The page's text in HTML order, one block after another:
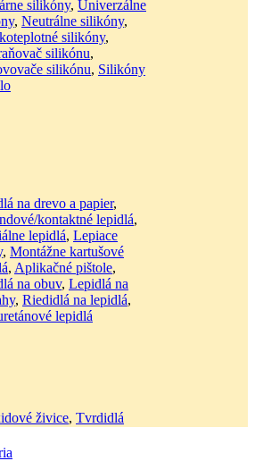
silikóny, Univerzálne
, Neutrálne silikóny,
silikóny,
silikónu,
silikónu, Silikóny
na drevo a papier,
kontaktné lepidlá,
lepidlá, Lepiace
, Montážne kartušové
, Aplikačné pištole,
na obuv, Lepidlá na
, Riedidlá na lepidlá,
lepidlá
živice, Tvrdidlá